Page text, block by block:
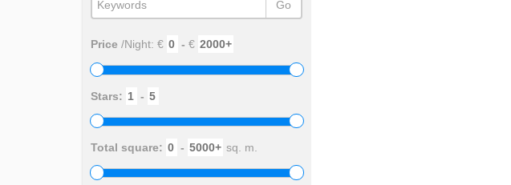
Go
Price /Night: € - €
Stars: -
Total square: - sq. m.